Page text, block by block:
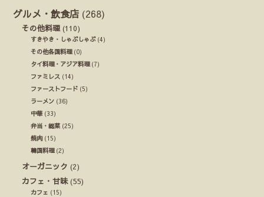
グルメ・飲食店 (268)
その他料理 (110)
すきやき・しゃぶしゃぶ(4)
その他各国料理(0)
タイ料理・アジア料理(7)
ファミレス (14)
ファーストフード (5)
ラーメン (36)
中華(33)
弁当・総菜 (25)
焼肉 (15)
韓国料理(2)
オーガニック (2)
カフェ・甘味(55)
カフェ (15)